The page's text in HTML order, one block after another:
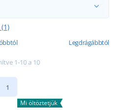
Legdrágábbtól
1-10 a 10
1
Mi öltöztetjük